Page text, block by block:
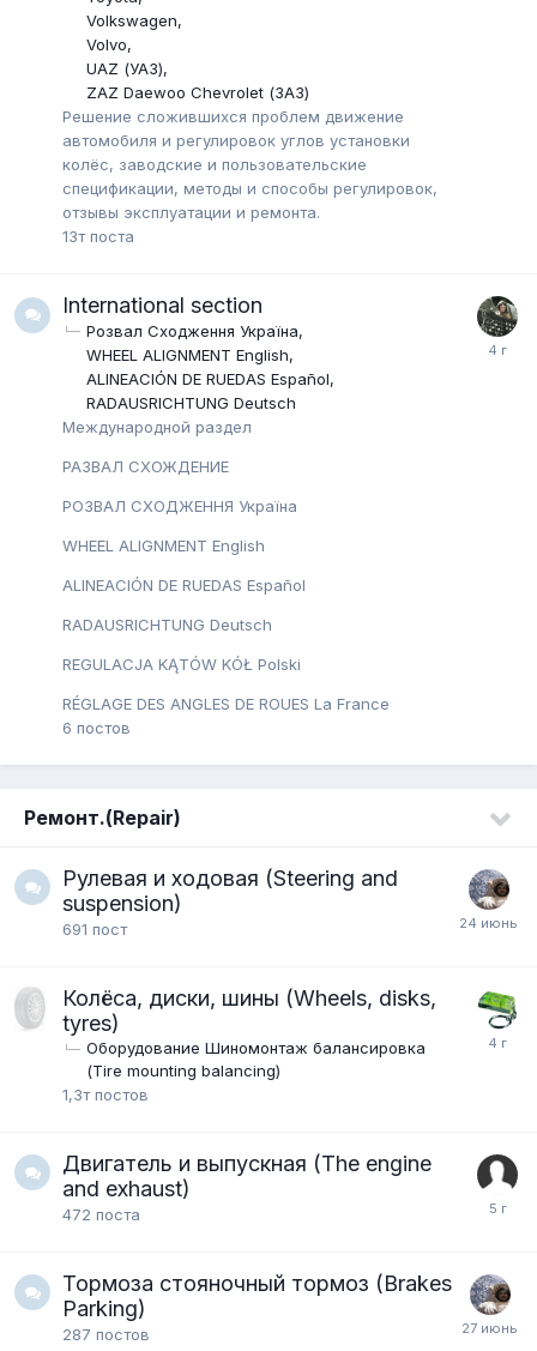
Volkswagen
Volvo
UAZ (УАЗ)
ZAZ Daewoo Chevrolet (ЗАЗ)
Решение сложившихся проблем движение
автомобиля и регулировок углов установки
колёс, заводские и пользовательские
спецификации, методы и способы регулировок,
отзывы эксплуатации и ремонта.
13т поста
International section
Розвал Сходження Україна
WHEEL ALIGNMENT English
ALINEACIÓN DE RUEDAS Español
RADAUSRICHTUNG Deutsch
Международной раздел
РАЗВАЛ СХОЖДЕНИЕ
РОЗВАЛ СХОДЖЕННЯ Україна
WHEEL ALIGNMENT English
ALINEACIÓN DE RUEDAS Español
RADAUSRICHTUNG Deutsch
REGULACJA KĄTÓW KÓŁ Рolski
RÉGLAGE DES ANGLES DE ROUES La France
6 постов
Ремонт.(Repair)
Рулевая и ходовая (Steering and
suspension)
691 пост
Колёса, диски, шины (Wheels, disks,
tyres)
Оборудование Шиномонтаж балансировка
(Tire mounting balancing)
1,3т постов
Двигатель и выпускная (The engine
and exhaust)
472 поста
Тормоза стояночный тормоз (Brakes
Parking)
287 постов